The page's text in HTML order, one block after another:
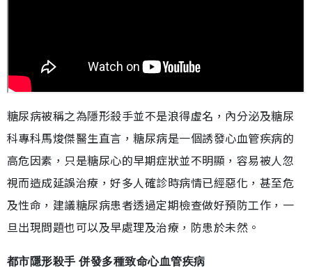
糖尿病被稱之為隱形殺手並不是浪得虛名，內分泌及糖尿
科專科馬焌傑醫生直言，糖尿病是一個誘發心血管疾病的
高危因素，只是糖尿心的早期症狀並不明顯，容易被人忽
視而造成延誤治療，好多人確診時病情已經惡化，甚至危
及性命，建議糖尿病患者透過定期檢查做好預防工作，一
旦出現問題也可以及早處理及治療，防患於未然。
都市隱形殺手 併發多種致命心血管疾病